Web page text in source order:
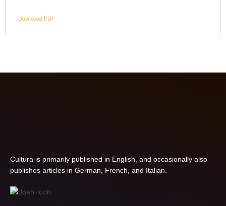
Download PDF
Cultura is primarily published in English, and occasionally also
publishes articles in German, French, and Italian.